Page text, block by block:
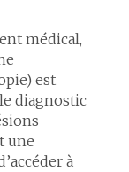
médical,
est
diagnostic
une
à